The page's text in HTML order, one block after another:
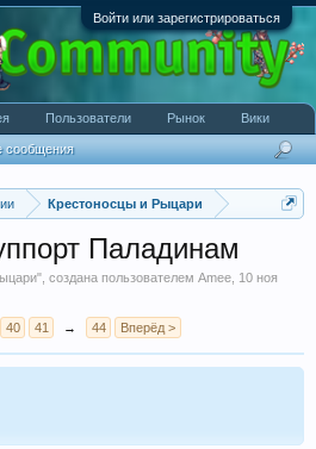
Войти или зарегистрироваться
Крестоносцы и Рыцари
Паладинам
", создана пользователем Amee 10 ноя
40 41 → 44 Вперёд >
сообщения
Пользователи Рынок Вики